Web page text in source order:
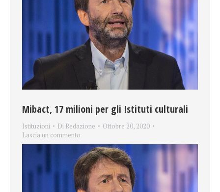
Mibact, 17 milioni per gli Istituti culturali
Istituzioni Di Redazione
Ottobre 20, 2020
Lascia un commento